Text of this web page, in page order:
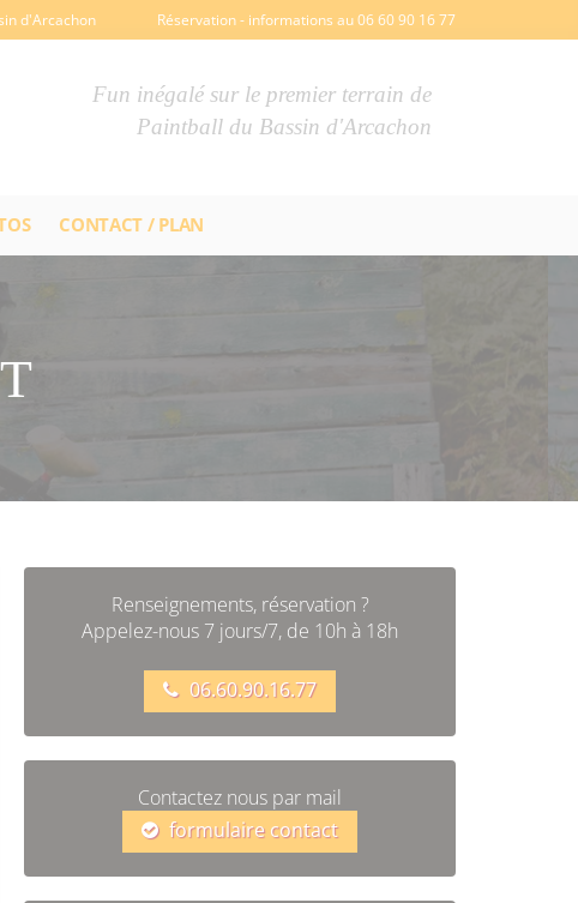
d'Arcachon Réservation - informations au 06 60 90 16 77
Fun inégalé sur le premier terrain de
Paintball du Bassin d'Arcachon
CONTACT / PLAN
Renseignements, réservation ?
Appelez-nous 7 jours/7, de 10h à 18h
06.60.90.16.77
Contactez nous par mail
formulaire contact